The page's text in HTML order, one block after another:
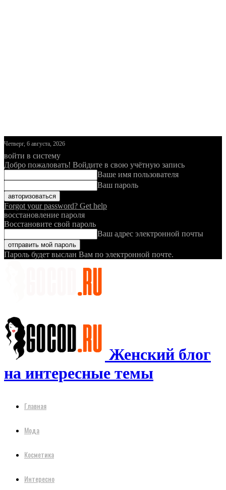
Четверг, 6 августа, 2026
войти в систему
Добро пожаловать! Войдите в свою учётную запись
Ваше имя пользователя
Ваш пароль
Forgot your password? Get help
восстановление пароля
Восстановите свой пароль
Ваш адрес электронной почты
Пароль будет выслан Вам по электронной почте.
Женский блог
на интересные темы
Главная
Мода
Косметика
Интересно